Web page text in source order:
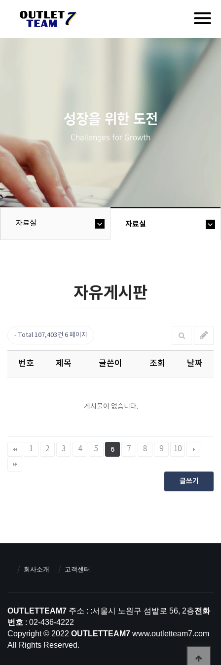
성장을 위한 도전
Challenges for Growth
자료실 자료실
자유게시판
Total 107,403건 6 페이지
번호 제목 글쓴이 조회 날짜
게시물이 없습니다.
1 2 3 4 5 6 7 8 9 10
글쓰기
회사소개 고객센터
OUTLETTEAM7 주소 : :서울시 노원구 섬밭로 56, 2층전화
번호 : 02-436-4222
Copyright © 2022 OUTLETTEAM7 www.outletteam7.com
All Rights Reserved.